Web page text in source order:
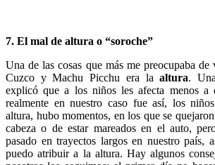
7. El mal de altura o “soroche”
Una de las cosas que más me preocupaba
Cuzco y Machu Picchu era laaltura.
explicó que a los niños les afecta menos a
realmente en nuestro caso fue así, los
altura, hubo momentos, en los que se
cabeza o de estar mareados en el auto,
pasado en trayectos largos en nuestro país,
puedo atribuir a la altura. Hay algunos